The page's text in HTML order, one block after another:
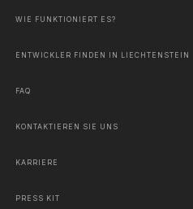
WIE FUNKTIONIERT ES?
ENTWICKLER FINDEN IN LIECHTENSTEIN
FAQ
KONTAKTIEREN SIE UNS
KARRIERE
PRESS KIT